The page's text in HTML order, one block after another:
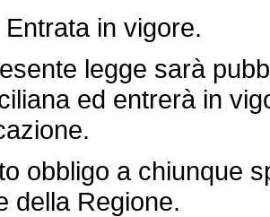
Entrata in vigore.
legge sarà
ed entrerà in
obbligo a chiunque
della Regione.